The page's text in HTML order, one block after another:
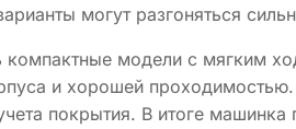
могут разгоняться
компактные модели с мягким
и хорошей
покрытия. В итоге машинка